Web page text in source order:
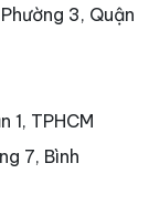
3, Quận
1, TPHCM
7, Bình